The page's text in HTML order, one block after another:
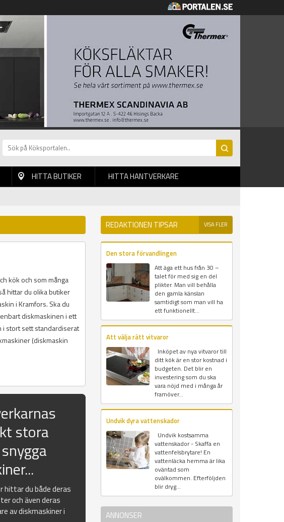
HITTA BUTIKER HITTA HANTVERKARE
kök och som många
hittar du olika butiker
i Kramfors. Ska du
diskmaskinen i ett
i stort sett standardiserat
(diskmaskin
stora
hittar du både deras
och även deras
av diskmaskiner i
REDAKTIONEN TIPSAR VISA FLER
Den stora förvandlingen
Att äga ett hus från 30 –
talet för med sig en del
plikter. Man vill behålla
den gamla känslan
samtidigt som man vill ha
ett funktionellt...
Att välja rätt vitvaror
Inköpet av nya vitvaror till
ditt kök är en stor kostnad i
budgeten. Det blir en
investering som du ska
vara nöjd med i många år
framöver...
Undvik dyra vattenskador
Undvik kostsamma
vattenskador - Skaffa en
vattenfelsbrytare! En
vattenläcka hemma är lika
oväntad som
ovälkommen. Efterföljden
blir dryg...
ANNONSER